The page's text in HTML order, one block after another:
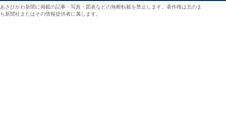
あさひかわ新聞に掲載の記事・写真・図表などの無断転載を禁止します。著作権は北のま
ち新聞社またはその情報提供者に属します。